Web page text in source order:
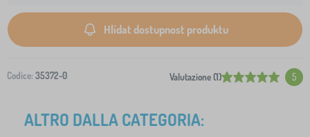
Hlídat dostupnost produktu
Codice: 35372-0 Valutazione (1) 5
ALTRO DALLA CATEGORIA: